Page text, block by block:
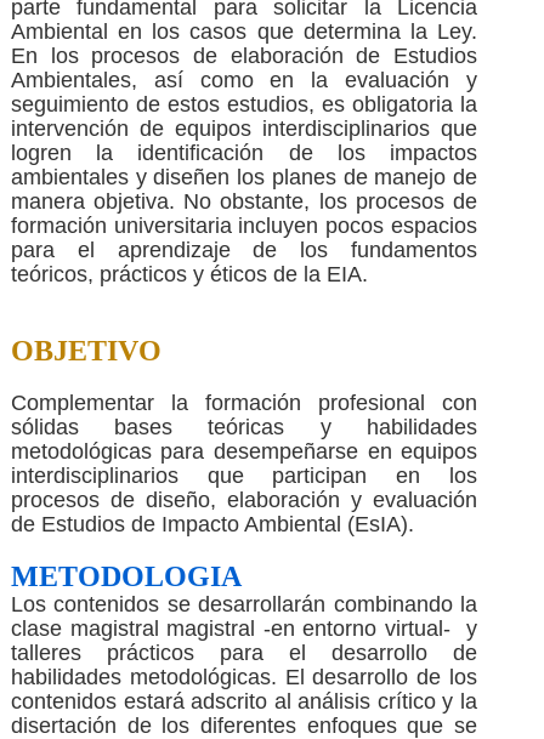
parte fundamental para solicitar la Licencia
Ambiental en los casos que determina la Ley.
En los procesos de elaboración de Estudios
Ambientales, así como en la evaluación y
seguimiento de estos estudios, es obligatoria la
intervención de equipos interdisciplinarios que
logren la identificación de los impactos
ambientales y diseñen los planes de manejo de
manera objetiva. No obstante, los procesos de
formación universitaria incluyen pocos espacios
para el aprendizaje de los fundamentos
teóricos, prácticos y éticos de la EIA.
OBJETIVO
Complementar la formación profesional con
sólidas bases teóricas y habilidades
metodológicas para desempeñarse en equipos
interdisciplinarios que participan en los
procesos de diseño, elaboración y evaluación
de Estudios de Impacto Ambiental (EsIA).
METODOLOGIA
Los contenidos se desarrollarán combinando la
clase magistral magistral -en entorno virtual- y
talleres prácticos para el desarrollo de
habilidades metodológicas. El desarrollo de los
contenidos estará adscrito al análisis crítico y la
disertación de los diferentes enfoques que se